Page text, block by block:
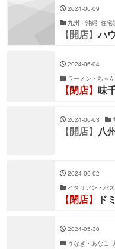
2024-06-09
九州・沖縄, 住宅
【開店】ハ
2024-06-04
ラーメン・ちゃ
【閉店】 味
2024-06-03
【開店】 八
2024-06-02
イタリアン・パ
【閉店】 ド
2024-05-30
うなぎ・あなご,